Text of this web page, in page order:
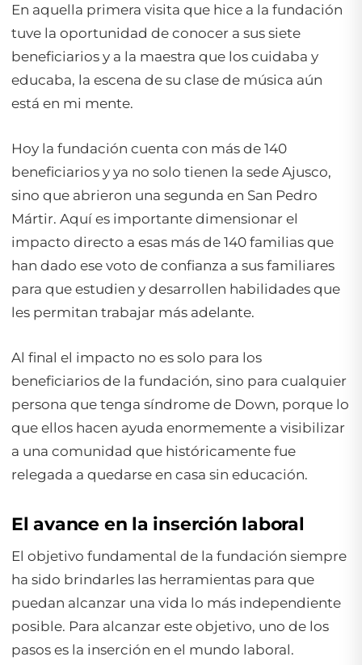
En aquella primera visita que hice a la fundación
tuve la oportunidad de conocer a sus siete
beneficiarios y a la maestra que los cuidaba y
educaba, la escena de su clase de música aún
está en mi mente.
Hoy la fundación cuenta con más de 140
beneficiarios y ya no solo tienen la sede Ajusco,
sino que abrieron una segunda en San Pedro
Mártir. Aquí es importante dimensionar el
impacto directo a esas más de 140 familias que
han dado ese voto de confianza a sus familiares
para que estudien y desarrollen habilidades que
les permitan trabajar más adelante.
Al final el impacto no es solo para los
beneficiarios de la fundación, sino para cualquier
persona que tenga síndrome de Down, porque lo
que ellos hacen ayuda enormemente a visibilizar
a una comunidad que históricamente fue
relegada a quedarse en casa sin educación.
El avance en la inserción laboral
El objetivo fundamental de la fundación siempre
ha sido brindarles las herramientas para que
puedan alcanzar una vida lo más independiente
posible. Para alcanzar este objetivo, uno de los
pasos es la inserción en el mundo laboral.